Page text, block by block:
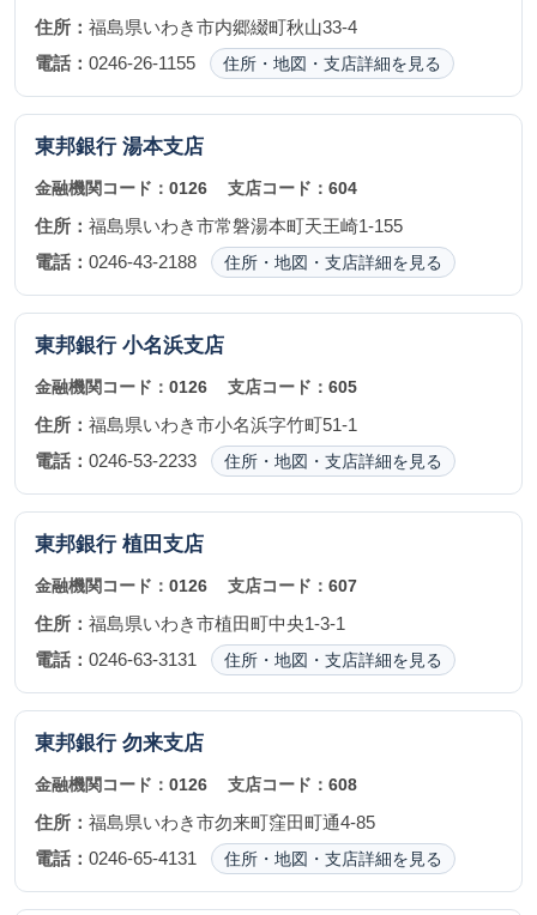
住所： 福島県いわき市内郷綴町秋山33-4
電話： 0246-26-1155 住所・地図・支店詳細を見る
東邦銀行 湯本支店
金融機関コード： 0126 支店コード：604
住所： 福島県いわき市常磐湯本町天王崎1-155
電話： 0246-43-2188 住所・地図・支店詳細を見る
東邦銀行 小名浜支店
金融機関コード： 0126 支店コード：605
住所： 福島県いわき市小名浜字竹町51-1
電話： 0246-53-2233 住所・地図・支店詳細を見る
東邦銀行 植田支店
金融機関コード： 0126 支店コード：607
住所： 福島県いわき市植田町中央1-3-1
電話： 0246-63-3131 住所・地図・支店詳細を見る
東邦銀行 勿来支店
金融機関コード： 0126 支店コード：608
住所： 福島県いわき市勿来町窪田町通4-85
電話： 0246-65-4131 住所・地図・支店詳細を見る